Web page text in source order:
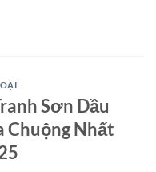
Sơn Dầu
Chuộng Nhất